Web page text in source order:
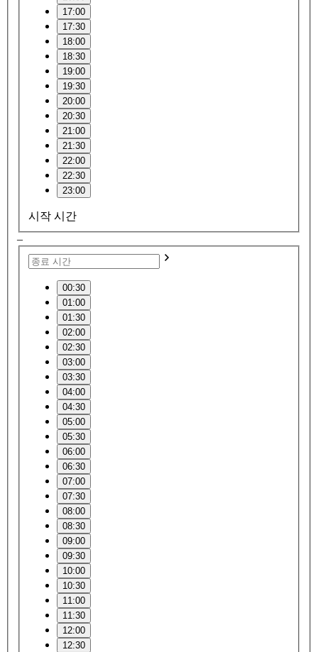
17:00
17:30
18:00
18:30
19:00
19:30
20:00
20:30
21:00
21:30
22:00
22:30
23:00
시작 시간
–
00:30
01:00
01:30
02:00
02:30
03:00
03:30
04:00
04:30
05:00
05:30
06:00
06:30
07:00
07:30
08:00
08:30
09:00
09:30
10:00
10:30
11:00
11:30
12:00
12:30